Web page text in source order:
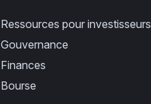
Ressources pour investisseurs
Gouvernance
Finances
Bourse